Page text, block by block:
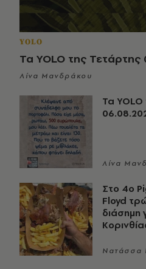
YOLO
Τα YOLO της
Λίνα Μανδράκου
Τα YOLO
Λίνα
Στο 4ο
Floyd
διάσημη
Νατάσσα